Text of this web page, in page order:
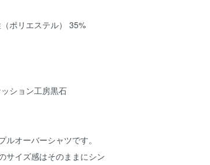
ポリエステル） 35%
ション工房黒石
オーバーシャツです。
サイズ感はそのままにシン